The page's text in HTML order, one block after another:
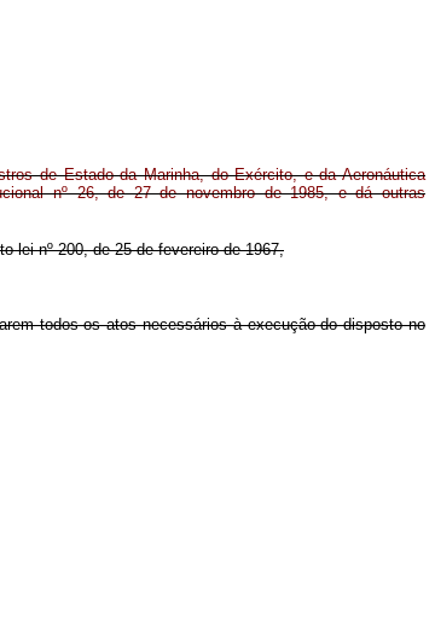
de Estado da Marinha, do Exército, e da Aeronáutica
nº 26, de 27 de novembro de 1985, e dá outras
lei nº 200, de 25 de fevereiro de 1967,
todos os atos necessários à execução do disposto no